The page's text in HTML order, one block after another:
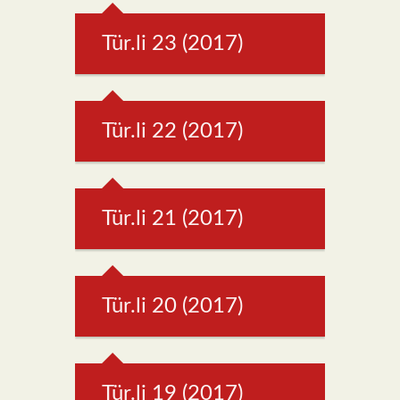
Tür.li 23 (2017)
Tür.li 22 (2017)
Tür.li 21 (2017)
Tür.li 20 (2017)
Tür.li 19 (2017)